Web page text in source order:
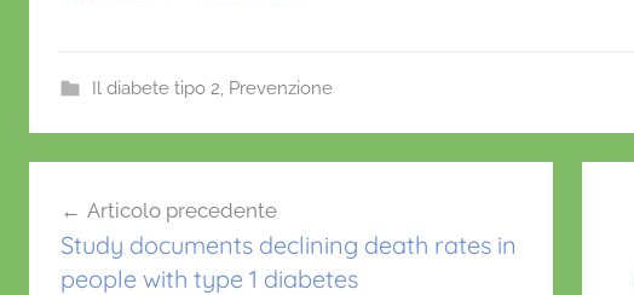
e
b
o
o
k
er l
s
A
p
p
e
st
Il diabete tipo 2, Prevenzione
articoli
Articolo precedente
Study documents declining death rates in
people with type 1 diabetes